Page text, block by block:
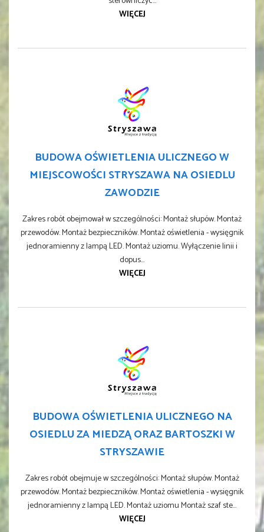
WIĘCEJ
BUDOWA OŚWIETLENIA ULICZNEGO W
MIEJSCOWOŚCI STRYSZAWA NA OSIEDLU
ZAWODZIE
Zakres robót obejmował w szczególności: Montaż słupów. Montaż
przewodów. Montaż bezpieczników. Montaż oświetlenia - wysięgnik
jednoramienny z lampą LED. Montaż uziomu. Wyłączenie linii i
dopus...
WIĘCEJ
BUDOWA OŚWIETLENIA ULICZNEGO NA
OSIEDLU ZA MIEDZĄ ORAZ BARTOSZKI W
STRYSZAWIE
Zakres robót obejmuje w szczególności: Montaż słupów. Montaż
przewodów. Montaż bezpieczników. Montaż oświetlenia - wysięgnik
jednoramienny z lampą LED. Montaż uziomu Montaż szaf ste...
WIĘCEJ